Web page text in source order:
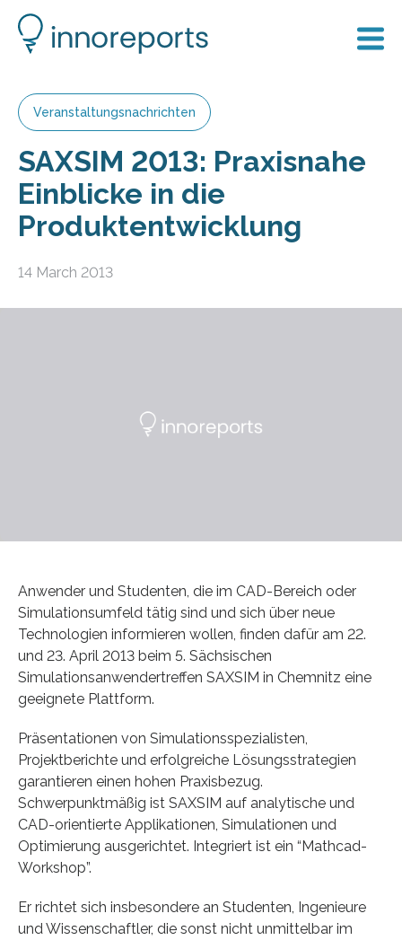
Veranstaltungsnachrichten
SAXSIM 2013: Praxisnahe
Einblicke in die
Produktentwicklung
14 March 2013
Anwender und Studenten, die im CAD-Bereich oder
Simulationsumfeld tätig sind und sich über neue
Technologien informieren wollen, finden dafür am 22.
und 23. April 2013 beim 5. Sächsischen
Simulationsanwendertreffen SAXSIM in Chemnitz eine
geeignete Plattform.
Präsentationen von Simulationsspezialisten,
Projektberichte und erfolgreiche Lösungsstrategien
garantieren einen hohen Praxisbezug.
Schwerpunktmäßig ist SAXSIM auf analytische und
CAD-orientierte Applikationen, Simulationen und
Optimierung ausgerichtet. Integriert ist ein “Mathcad-
Workshop”.
Er richtet sich insbesondere an Studenten, Ingenieure
und Wissenschaftler, die sonst nicht unmittelbar im